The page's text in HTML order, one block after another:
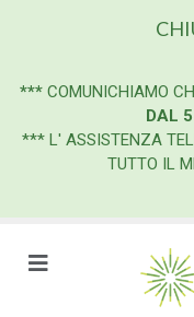
*** COMUNICHIAMO
DAL
*** L' ASSISTENZA
TUTTO IL